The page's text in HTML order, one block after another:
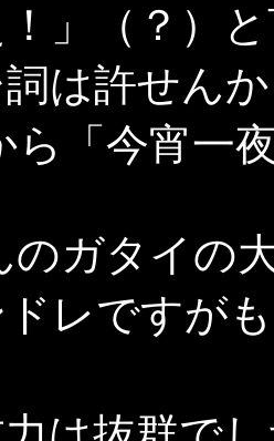
」（？）
は許せん
ら「今宵一
のガタイの
レですが